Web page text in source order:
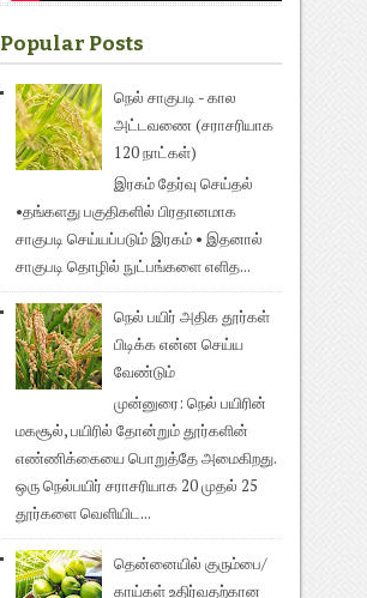
Popular Posts
நெல் சாகுபடி - கால
அட்டவணை (சராசரியாக
120 நாட்கள்)
இரகம் தேர்வு செய்தல்
•தங்களது பகுதிகளில் பிரதானமாக
சாகுபடி செய்யப்படும் இரகம் • இதனால்
சாகுபடி தொழில் நுட்பங்களை எளித...
நெல் பயிர் அதிக தூர்கள்
பிடிக்க என்ன செய்ய
வேண்டும்
முன்னுரை: நெல் பயிரின்
மகசூல், பயிரில் தோன்றும் தூர்களின்
எண்ணிக்கையை பொறுத்தே அமைகிறது.
ஒரு நெல்பயிர் சராசரியாக 20 முதல் 25
தூர்களை வெளியிட...
தென்னையில் குரும்பை/
காய்கள் உதிர்வதற்கான